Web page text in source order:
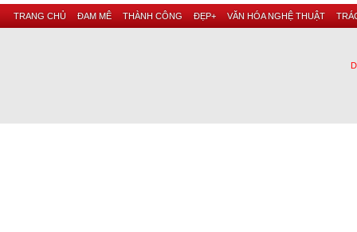
TRANG CHỦ ĐAM MÊ THÀNH CÔNG ĐẸP+ VĂN HÓA NGHỆ THUẬT